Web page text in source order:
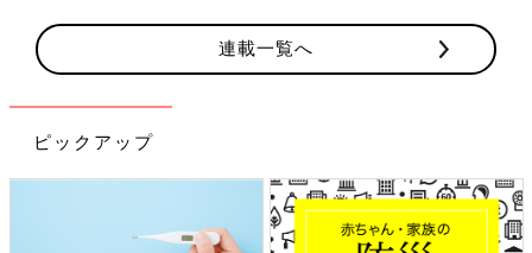
連載一覧へ
ピックアップ